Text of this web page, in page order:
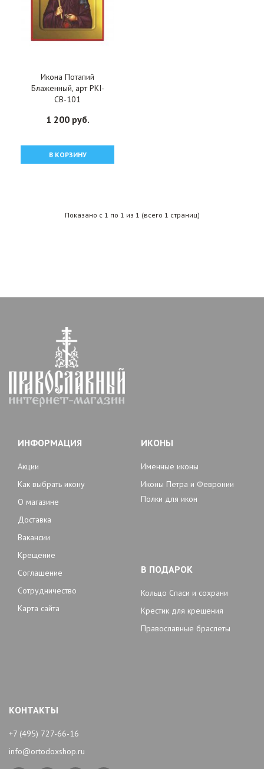
Икона Потапий
Блаженный, арт PKI-
СВ-101
1 200 руб.
В КОРЗИНУ
Показано с 1 по 1 из 1 (всего 1 страниц)
ИНФОРМАЦИЯ
Акции
Как выбрать икону
О магазине
Доставка
Вакансии
Крещение
Соглашение
Сотрудничество
Карта сайта
ИКОНЫ
Именные иконы
Иконы Петра и Февронии
Полки для икон
В ПОДАРОК
Кольцо Спаси и сохрани
Крестик для крещения
Православные браслеты
КОНТАКТЫ
+7 (495) 727-66-16
info@ortodoxshop.ru